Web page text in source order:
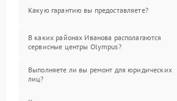
Какую гарантию вы предоставляете?
В каких районах Иванова располагаются
сервисные центры Olympus?
Выполняете ли вы ремонт для юридических
лиц?